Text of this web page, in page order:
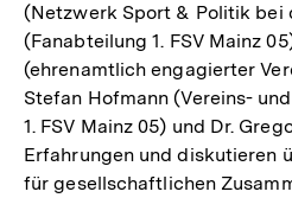
(Netzwerk Sport & Politik bei
(Fanabteilung 1. FSV Mainz
(ehrenamtlich engagierter
Stefan Hofmann (Vereins-
1. FSV Mainz 05) und Dr.
Erfahrungen und diskutieren
für gesellschaftlichen